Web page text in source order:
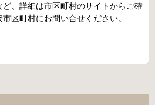
、詳細は市区町村のサイトからご確
区町村にお問い合せください。